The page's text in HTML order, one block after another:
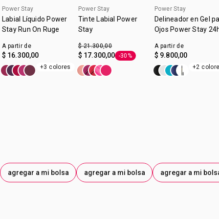
precisa para aplicar la dosis perfecta. Contenido: 3ml.
Power Stay
Labial Líquido Power
Stay Run On Ruge
A partir de
$ 16.300,00
+3 colores
agregar a mi bolsa
Power Stay
Tinte Labial Power
Stay
$ 21.300,00
$ 17.300,00 Etiqueta -30%
-30%
agregar a mi bolsa
Power Stay
Delineador en Gel
Ojos Power Stay
A partir de
$ 9.800,00
+2
agregar a mi